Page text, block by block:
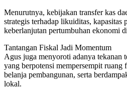
Menurutnya, kebijakan transfer kas
strategis terhadap likuiditas, kapasitas
keberlanjutan pertumbuhan ekonomi
Tantangan Fiskal Jadi Momentum
Agus juga menyoroti adanya
yang berpotensi mempersempit ruang
belanja pembangunan, serta
lokal.